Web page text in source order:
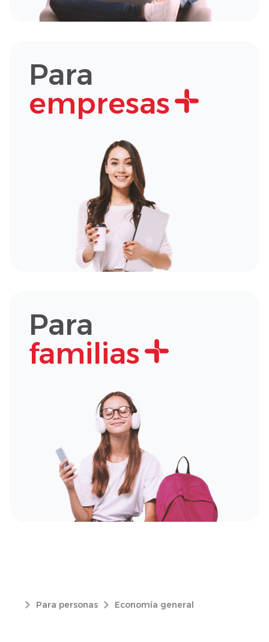
Para
empresas
Para
familias
Para personas Economía general